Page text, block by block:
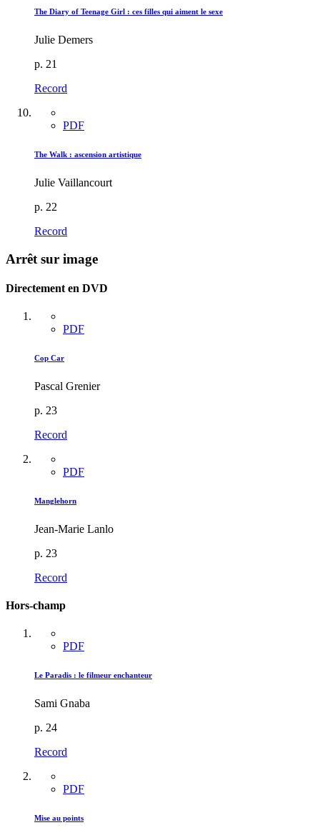
The Diary of Teenage Girl : ces filles qui aiment le sexe
Julie Demers
p. 21
Record
PDF
The Walk : ascension artistique
Julie Vaillancourt
p. 22
Record
Arrêt sur image
Directement en DVD
PDF
Cop Car
Pascal Grenier
p. 23
Record
PDF
Manglehorn
Jean-Marie Lanlo
p. 23
Record
Hors-champ
PDF
Le Paradis : le filmeur enchanteur
Sami Gnaba
p. 24
Record
PDF
Mise au points